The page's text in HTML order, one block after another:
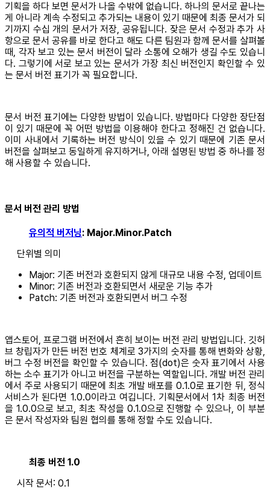
기획을 하다 보면 문서가 나올 수밖에 없습니다. 하나의 문서로 끝나는
게 아니라 계속 수정되고 추가되는 내용이 있기 때문에 최종 문서가 되
기까지 수십 개의 문서가 저장, 공유됩니다. 잦은 문서 수정과 추가 사
항으로 문서 공유를 바로 한다고 해도 다른 팀원과 함께 문서를 살펴볼
때, 각자 보고 있는 문서 버전이 달라 소통에 오해가 생길 수도 있습니
다. 그렇기에 서로 보고 있는 문서가 가장 최신 버전인지 확인할 수 있
는 문서 버전 표기가 꼭 필요합니다.
문서 버전 표기에는 다양한 방법이 있습니다. 방법마다 다양한 장단점
이 있기 때문에 꼭 어떤 방법을 이용해야 한다고 정해진 건 없습니다.
이미 사내에서 기록하는 버전 방식이 있을 수 있기 때문에 기존 문서
버전을 살펴보고 동일하게 유지하거나, 아래 설명된 방법 중 하나를 정
해 사용할 수 있습니다.
문서 버전 관리 방법
유의적 버저닝: Major.Minor.Patch
단위별 의미
Major: 기존 버전과 호환되지 않게 대규모 내용 수정, 업데이트
Minor: 기존 버전과 호환되면서 새로운 기능 추가
Patch: 기존 버전과 호환되면서 버그 수정
앱스토어, 프로그램 버전에서 흔히 보이는 버전 관리 방법입니다. 깃허
브 창립자가 만든 버전 번호 체계로 3가지의 숫자를 통해 변화와 상황,
버그 수정 버전을 확인할 수 있습니다. 점(dot)은 숫자 표기에서 사용
하는 소수 표기가 아니고 버전을 구분하는 역할입니다. 개발 버전 관리
에서 주로 사용되기 때문에 최초 개발 배포를 0.1.0로 표기한 뒤, 정식
서비스가 된다면 1.0.0이라고 여깁니다. 기획문서에서 1차 최종 버전
을 1.0.0으로 보고, 최초 작성을 0.1.0으로 진행할 수 있으나, 이 부분
은 문서 작성자와 팀원 협의를 통해 정할 수도 있습니다.
최종 버전 1.0
시작 문서: 0.1